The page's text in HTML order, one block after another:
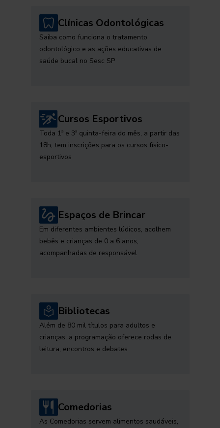
Clínicas Odontológicas
Saiba como funciona o tratamento
odontológico e as ações educativas de
saúde bucal no Sesc SP
Cursos Esportivos
Toda 1ª e 3ª quinta-feira do mês, a partir das
18h, tem inscrições para os cursos físico-
esportivos
Espaços de Brincar
Em diferentes ambientes lúdicos, acolhem
bebês e crianças de 0 a 6 anos,
acompanhadas de responsável
Bibliotecas
Além de 80 mil títulos para adultos e
crianças, a programação oferece rodas de
leitura, encontros e debates
Comedorias
As Comedorias servem alimentos saudáveis,